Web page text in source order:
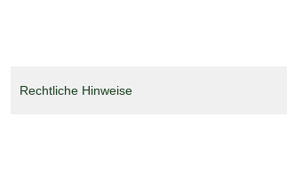
Rechtliche Hinweise